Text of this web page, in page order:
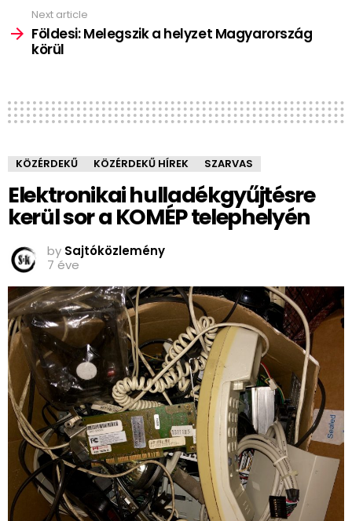
Next article
Földesi: Melegszik a helyzet Magyarország
körül
KÖZÉRDEKŰ KÖZÉRDEKŰ HÍREK SZARVAS
Elektronikai hulladékgyűjtésre
kerül sor a KOMÉP telephelyén
by Sajtóközlemény
7 éve